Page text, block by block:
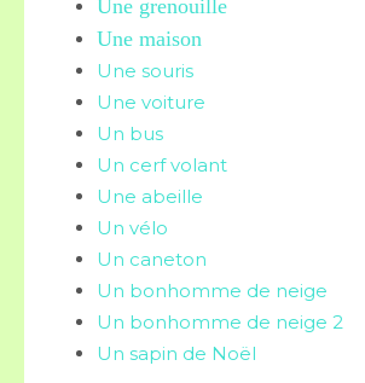
Une grenouille
Une maison
Une souris
Une voiture
Un bus
Un cerf volant
Une abeille
Un vélo
Un caneton
Un bonhomme de neige
Un bonhomme de neige 2
Un sapin de Noël